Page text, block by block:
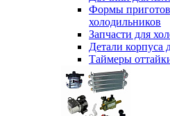
Формы
холодильников
Запчасти для
Детали корпуса
Таймеры